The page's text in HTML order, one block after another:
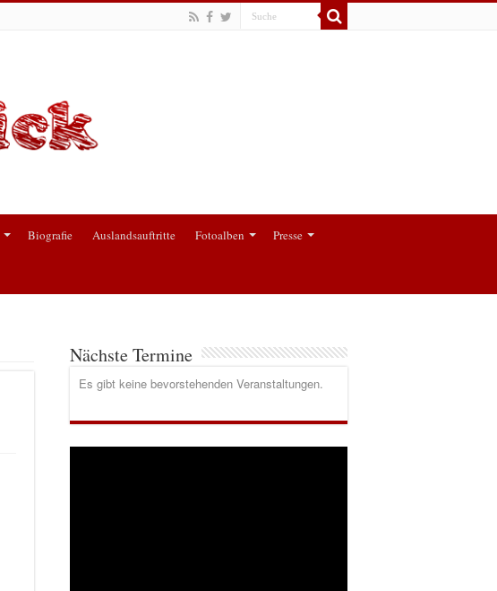
Biografie Auslandsauftritte Fotoalben Presse
Nächste Termine
Es gibt keine bevorstehenden Veranstaltungen.